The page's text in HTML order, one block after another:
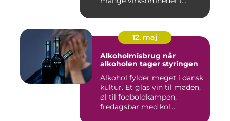
12. maj
Alkoholmisbrug når
alkoholen tager styringen
Alkohol fylder meget i dansk
kultur. Et glas vin til maden,
øl til fodboldkampen,
fredagsbar med kol...